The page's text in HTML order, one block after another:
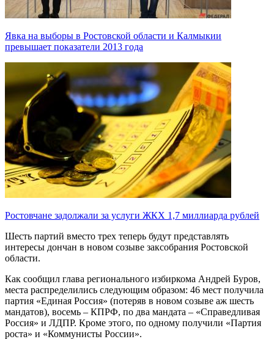
Явка на выборы в Ростовской области и Калмыкии
превышает показатели 2013 года
Ростовчане задолжали за услуги ЖКХ 1,7 миллиарда рублей
Шесть партий вместо трех теперь будут представлять
интересы дончан в новом созыве заксобрания Ростовской
области.
Как сообщил глава регионального избиркома Андрей Буров,
места распределились следующим образом: 46 мест получила
партия «Единая Россия» (потеряв в новом созыве аж шесть
мандатов), восемь – КПРФ, по два мандата – «Справедливая
Россия» и ЛДПР. Кроме этого, по одному получили «Партия
роста» и «Коммунисты России».